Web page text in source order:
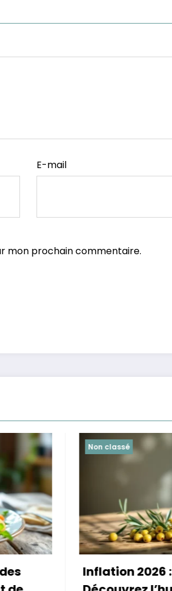
E-mail
mon prochain commentaire.
Non classé
Inflation 2026 :